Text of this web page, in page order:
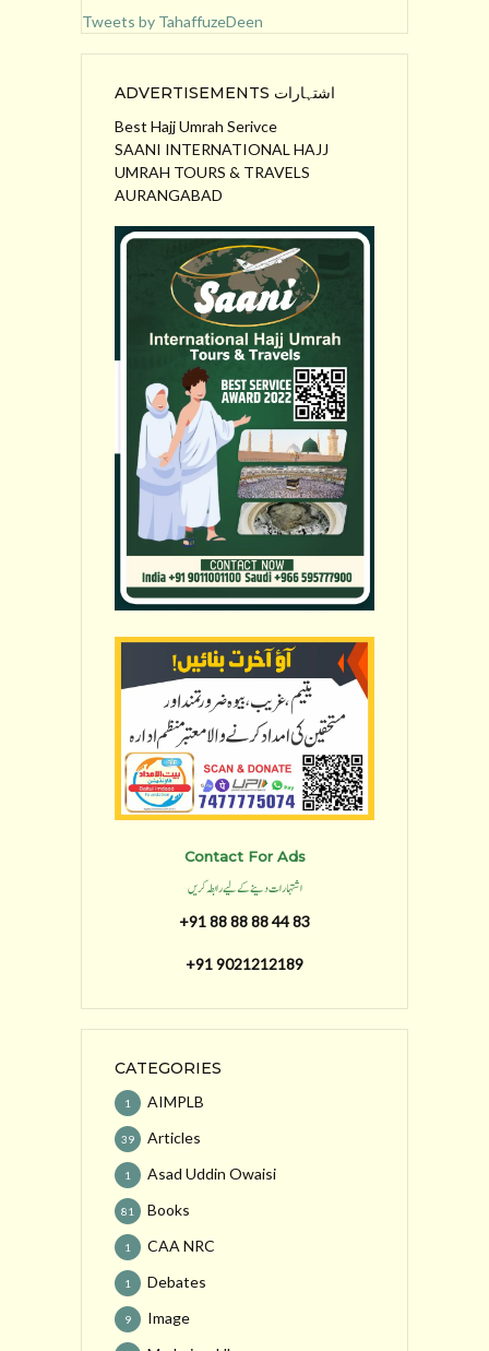
Tweets by TahaffuzeDeen
ADVERTISEMENTS اشتہارات
Best Hajj Umrah Serivce
SAANI INTERNATIONAL HAJJ
UMRAH TOURS & TRAVELS
AURANGABAD
Contact For Ads
اشتہارات دینے کے لیے رابطہ کریں
+91 88 88 88 44 83
+91 9021212189
CATEGORIES
AIMPLB
1
Articles
39
Asad Uddin Owaisi
1
Books
81
CAA NRC
1
Debates
1
Image
9